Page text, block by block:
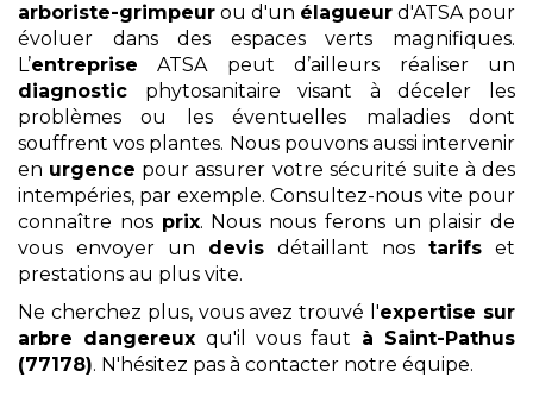
arboriste-grimpeur ou d'un élagueur d'ATSA pour
évoluer dans des espaces verts magnifiques.
L’entreprise ATSA peut d’ailleurs réaliser un
diagnostic phytosanitaire visant à déceler les
problèmes ou les éventuelles maladies dont
souffrent vos plantes. Nous pouvons aussi intervenir
en urgence pour assurer votre sécurité suite à des
intempéries, par exemple. Consultez-nous vite pour
connaître nos prix. Nous nous ferons un plaisir de
vous envoyer un devis détaillant nos tarifs et
prestations au plus vite.
Ne cherchez plus, vous avez trouvé l'expertise sur
arbre dangereux qu'il vous faut à Saint-Pathus
(77178). N'hésitez pas à contacter notre équipe.